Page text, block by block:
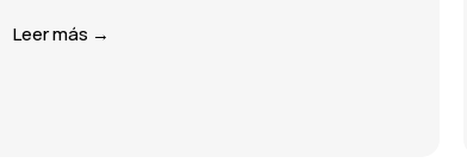
Leer más →